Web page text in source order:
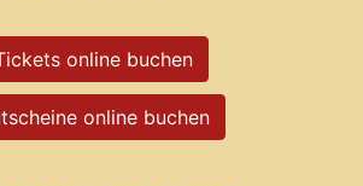
online buchen
online buchen